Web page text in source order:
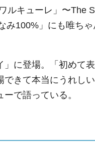
ルキューレ」〜The
み100%」にも唯ち
に登場。「初めて
きて本当にうれし
で語っている。